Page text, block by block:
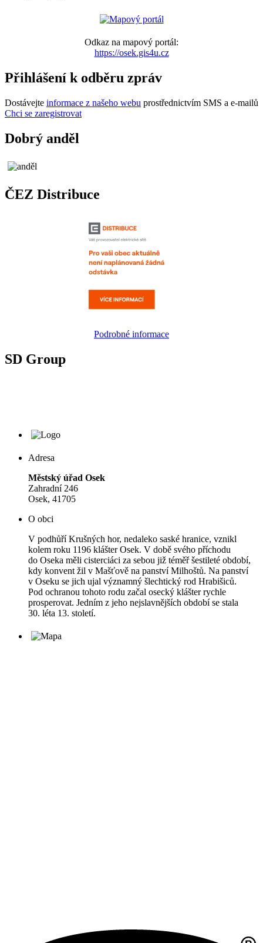
Odkaz na mapový portál:
https://osek.gis4u.cz
Přihlášení k odběru zpráv
Dostávejte informace z našeho webu prostřednictvím SMS a e-mailů
Chci se zaregistrovat
Dobrý anděl
ČEZ Distribuce
Podrobné informace
SD Group
Adresa
Městský úřad Osek
Zahradní 246
Osek, 41705
O obci
V podhůří Krušných hor, nedaleko saské hranice, vznikl
kolem roku 1196 klášter Osek. V době svého příchodu
do Oseka měli cisterciáci za sebou již téměř šestileté období,
kdy konvent žil v Mašťově na panství Milhoštů. Na panství
v Oseku se jich ujal významný šlechtický rod Hrabišiců.
Pod ochranou tohoto rodu začal osecký klášter rychle
prosperovat. Jedním z jeho nejslavnějších období se stala
30. léta 13. století.